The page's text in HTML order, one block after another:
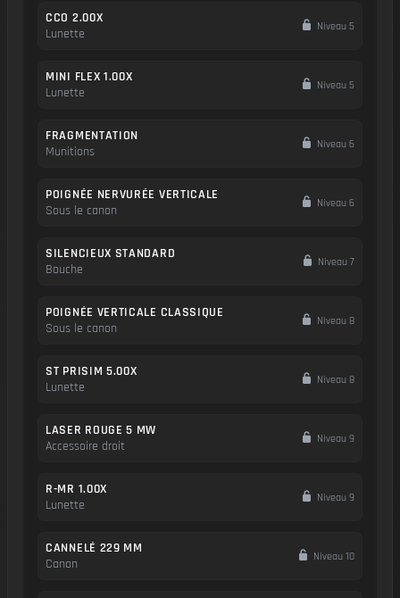
CCO 2.00X
Lunette
Niveau 5
MINI FLEX 1.00X
Lunette
Niveau 5
FRAGMENTATION
Munitions
Niveau 6
POIGNÉE NERVURÉE VERTICALE
Sous le canon
Niveau 6
SILENCIEUX STANDARD
Bouche
Niveau 7
POIGNÉE VERTICALE CLASSIQUE
Sous le canon
Niveau 8
ST PRISIM 5.00X
Lunette
Niveau 8
LASER ROUGE 5 MW
Accessoire droit
Niveau 9
R-MR 1.00X
Lunette
Niveau 9
CANNELÉ 229 MM
Canon
Niveau 10